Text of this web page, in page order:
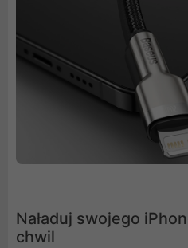
Naładuj swojego
chwil